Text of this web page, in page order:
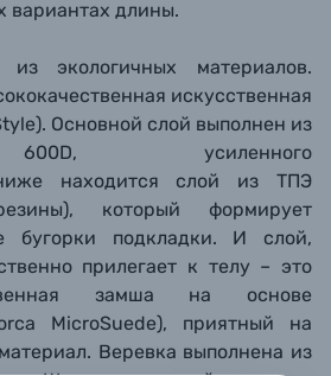
вариантах длины.
экологичных материалов.
искусственная
Основной слой выполнен из
усиленного
ниже находится слой из ТПЭ
который формирует
бугорки подкладки. И слой,
прилегает к телу – это
замша на основе
MicroSuede), приятный на
Веревка выполнена из